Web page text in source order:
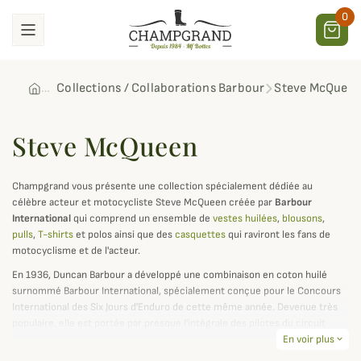
0
Collections / Collaborations Barbour Steve
Steve McQueen
Champgrand vous présente une collection spécialement dédiée au
célèbre acteur et motocycliste Steve McQueen créée par Barbour
Internationalqui comprend un ensemble de vestes huilées, blousons,
pulls, T-shirtset polos ainsi que descasquettesqui raviront les fans de
motocyclisme et de l'acteur.
En 1936, Duncan Barbour a développé une combinaison en coton huilé
surnommé Barbour International, spécialement conçue pour le Concours
International des Six Jours d'Enduro de cette même année. Devenue très
Steve McQueen.
En voir plus expand_more